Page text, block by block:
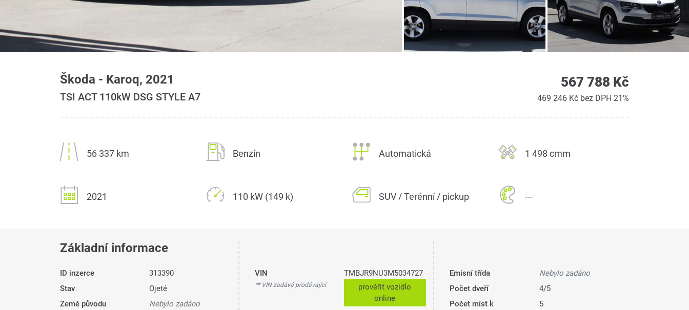
Škoda - Karoq, 2021
TSI ACT 110kW DSG STYLE A7
567 788 Kč
469 246 Kč bez DPH 21%
56 337 km Benzín Automatická 1 498 cmm
2021 110 kW (149 k) SUV / Terénní / pickup ---
Základní informace
ID inzerce
313390
Stav
Ojeté
Země původu
Nebylo zadáno
VIN
** VIN zadává prodávající
TMBJR9NU3M5034727
prověřit vozidlo
online
Emisní třída
Nebylo zadáno
Počet dveří
4/5
Počet míst k
5